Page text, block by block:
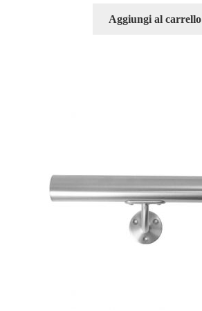
Aggiungi al carrello